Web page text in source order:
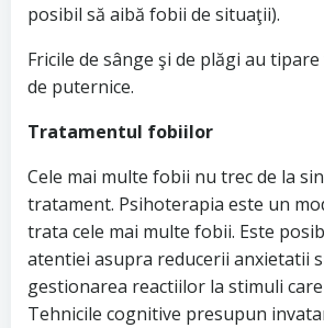
posibil să aibă fobii de situaţii).
Fricile de sânge şi de plăgi au
de puternice.
Tratamentul fobiilor
Cele mai multe fobii nu trec de la
tratament. Psihoterapia este un
trata cele mai multe fobii. Este
atentiei asupra reducerii anxietatii
gestionarea reactiilor la stimuli
Tehnicile cognitive presupun